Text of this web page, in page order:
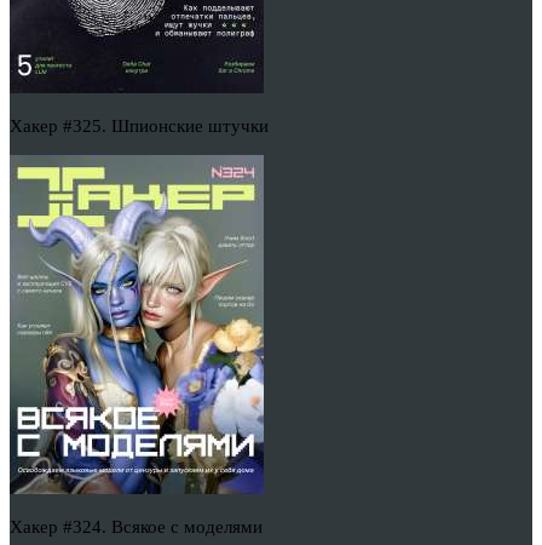
Хакер #325. Шпионские штучки
Хакер #324. Всякое с моделями